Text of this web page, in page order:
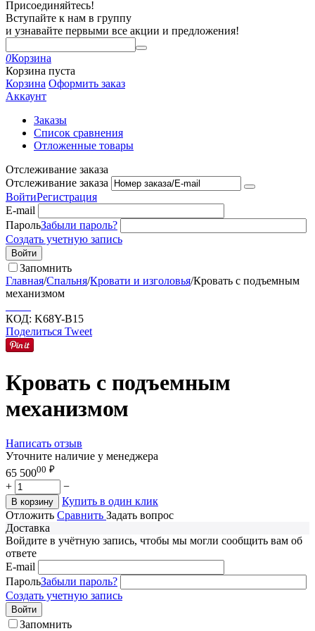
Присоединяйтесь!
Вступайте к нам в группу
и узнавайте первыми все акции и предложения!
0Корзина
Корзина пуста
Корзина Оформить заказ
Аккаунт
Заказы
Список сравнения
Отложенные товары
Отслеживание заказа
Отслеживание заказа
ВойтиРегистрация
E-mail
ПарольЗабыли пароль?
Создать учетную запись
Войти
Запомнить
Главная/Спальня/Кровати и изголовья/Кровать с подъемным
механизмом
КОД: K68Y-B15
Поделиться Tweet
Кровать с подъемным
механизмом
Написать отзыв
Уточните наличие у менеджера
65 50000 ₽
+ −
В корзину
Купить в один клик
Отложить Сравнить Задать вопрос
Доставка
Войдите в учётную запись, чтобы мы могли сообщить вам об
ответе
E-mail
ПарольЗабыли пароль?
Создать учетную запись
Войти
Запомнить